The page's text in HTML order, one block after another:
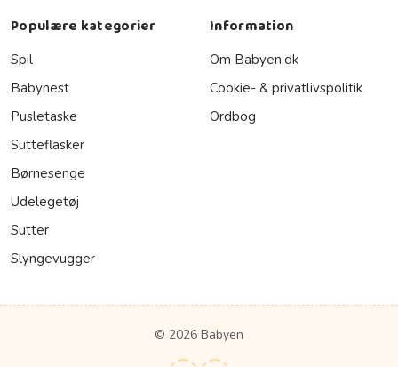
Populære kategorier
Spil
Babynest
Pusletaske
Sutteflasker
Børnesenge
Udelegetøj
Sutter
Slyngevugger
Information
Om Babyen.dk
Cookie- & privatlivspolitik
Ordbog
© 2026 Babyen